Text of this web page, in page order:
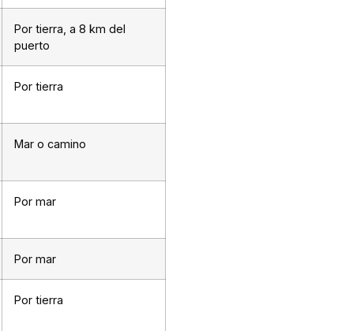
Por tierra, a 8 km del
puerto
Por tierra
Mar o camino
Por mar
Por mar
Por tierra